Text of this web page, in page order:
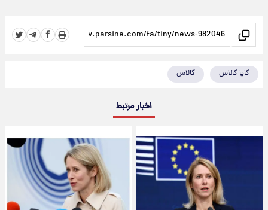
کایا کالاس کالاس
اخبار مرتبط